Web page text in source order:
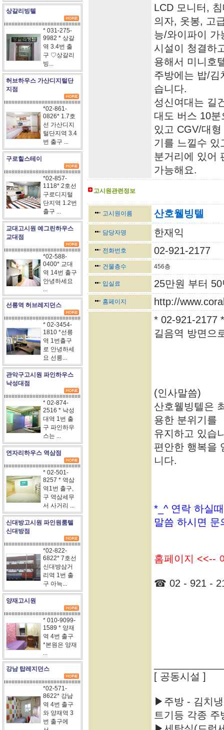
상갈리빙텔
* 031-275-
9982 * 상갈
역 3.4번 출
구 ♡상갈리
빙...
허브하우스 가산디지털단
지점
*02-861-
0826* 1.7호
선 가산디지
털단지역 3.4
번 출구 ...
구로힐스테이
*02-857-
1118* 2호선
구로디지털
단지역 1.2번
출구 ...
교대고시원 예그린하우스
교대점
*02-588-
0400* 교대
역 14번 출구
안녕하세요
...
선릉역 허브레지던스
* 02-3454-
1810 *선릉
역 1번출구
로 안녕하세
요 선릉...
관악구고시원 파인하우스
낙성대점
* 02-874-
2516 * 낙성
대역 1번 출
구 파인하우
스는 ...
연자리하우스 역삼점
* 02-501-
8257 * 역삼
역1번 출구,
구 역삼세무
서 사거리 ...
신대방고시원 파인원룸텔
신대방점
*02-822-
6822* 7호선
신대방삼거
리역 1번 출
구 아늑...
양재고시원
* 010-9099-
1589 * 양재
역 4번 출구
*본원은 양재
...
강남 탑레지던스
*02-571-
8622* 강남
역 4번 출구
와 양재역 3
번 출구에
LCD 모니터,
의자, 옷봉, 고
능/와이파이 가
시설이 청결하
용해서 미니호
주방에는 밥/김
습니다.
성신여대는 길
대도 버스 10
있고 CGV/대
기를 느낄수 있
분거리에 있어
가능해요.
고시원관련정보
고시원이름
산호웰빙텔
담당자명 한재익
전화번호 02-921-2177
건물층수 456층
입실료 25만원 부터
홈페이지
http://
* 02-921-2177
길음역 방면으
(인사말씀)
산호웰빙텔은
용한 분위기를
유지하고 있습
편안한 행복을
니다.
*_^ 연락 하실
말씀 하시면 문
홈페이지 <<--
☎ 02 - 921 -
[ 공동시설 ]
▶주방 - 김치
트기등 각종 주